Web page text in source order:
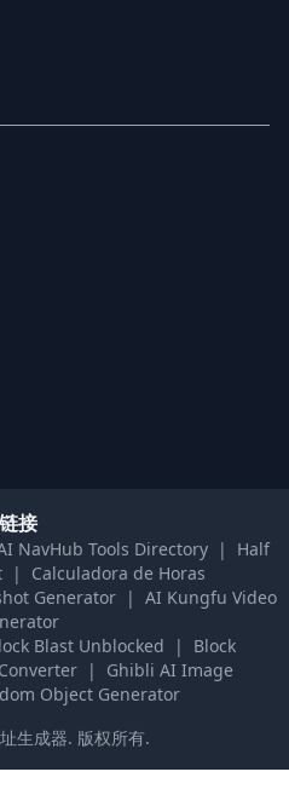
链接
NavHub Tools Directory |
Half
|
Calculadora de Horas
Generator | AI Kungfu Video
Blast Unblocked |
Block
|
Ghibli AI Image
Object Generator
生成器. 版权所有.